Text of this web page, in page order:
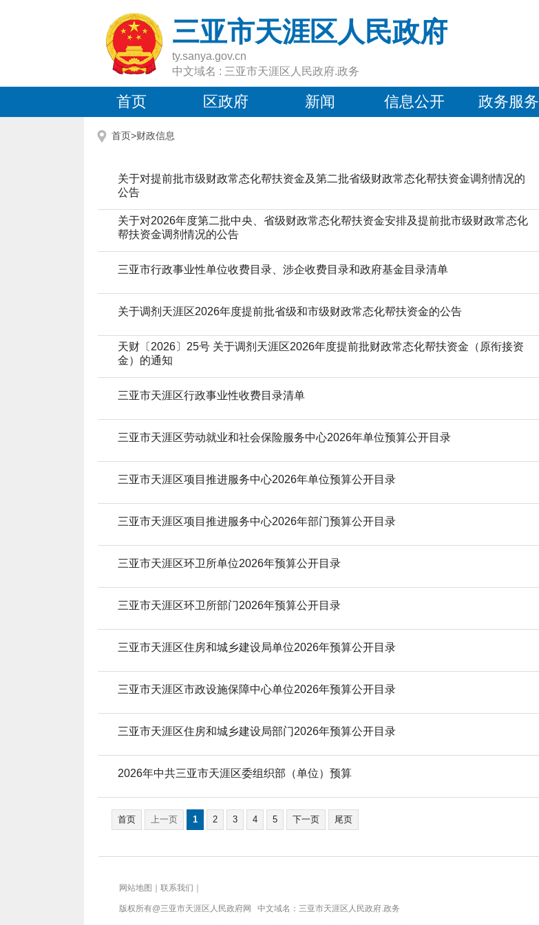
三亚市天涯区人民政府
ty.sanya.gov.cn
中文域名 : 三亚市天涯区人民政府.政务
首页 区政府 新闻 信息公开 政务服务
首页>财政信息
关于对提前批市级财政常态化帮扶资金及第二批省级财政常态化帮扶资金调剂情况的
公告
关于对2026年度第二批中央、省级财政常态化帮扶资金安排及提前批市级财政常态化
帮扶资金调剂情况的公告
三亚市行政事业性单位收费目录、涉企收费目录和政府基金目录清单
关于调剂天涯区2026年度提前批省级和市级财政常态化帮扶资金的公告
天财〔2026〕25号 关于调剂天涯区2026年度提前批财政常态化帮扶资金（原衔接资
金）的通知
三亚市天涯区行政事业性收费目录清单
三亚市天涯区劳动就业和社会保险服务中心2026年单位预算公开目录
三亚市天涯区项目推进服务中心2026年单位预算公开目录
三亚市天涯区项目推进服务中心2026年部门预算公开目录
三亚市天涯区环卫所单位2026年预算公开目录
三亚市天涯区环卫所部门2026年预算公开目录
三亚市天涯区住房和城乡建设局单位2026年预算公开目录
三亚市天涯区市政设施保障中心单位2026年预算公开目录
三亚市天涯区住房和城乡建设局部门2026年预算公开目录
2026年中共三亚市天涯区委组织部（单位）预算
首页 上一页 1 2 3 4 5 下一页 尾页
网站地图 联系我们
版权所有@三亚市天涯区人民政府网 中文域名： 三亚市天涯区人民政府.政务